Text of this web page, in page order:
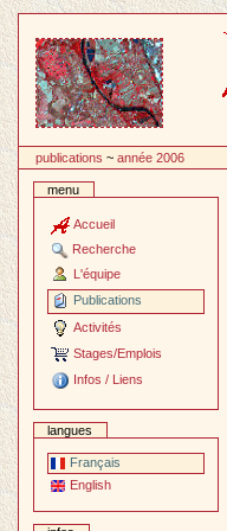
contenu
publications ~année 2006
menu
Accueil
Recherche
L'équipe
Publications
Activités
Stages/Emplois
Infos / Liens
langues
Français
English